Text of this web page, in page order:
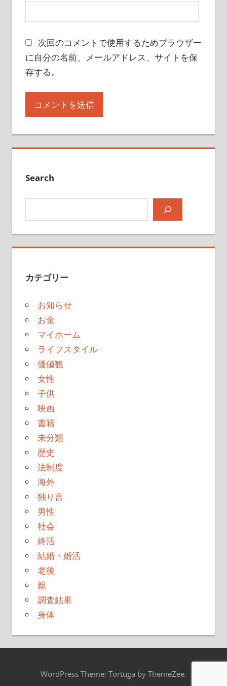
次回のコメントで使用するためブラウザー
に自分の名前、メールアドレス、サイトを保
存する。
Search
カテゴリー
お知らせ
お金
マイホーム
ライフスタイル
価値観
女性
子供
映画
書籍
未分類
歴史
法制度
海外
独り言
男性
社会
終活
結婚・婚活
老後
親
調査結果
身体
WordPress Theme: Tortuga by ThemeZee.